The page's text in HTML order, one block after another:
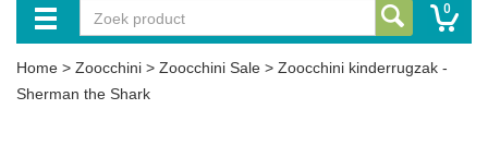
0
Home > Zoocchini > Zoocchini Sale > Zoocchini kinderrugzak -
Sherman the Shark